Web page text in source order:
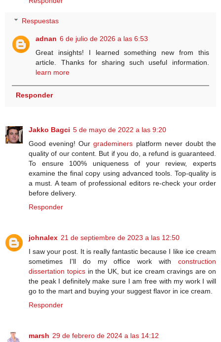
Respuestas
adnan 6 de julio de 2026 a las 6:53
Great insights! I learned something new from this
article. Thanks for sharing such useful information.
learn more
Responder
Jakko Bagci 5 de mayo de 2022 a las 9:20
Good evening! Ourgrademiners platform never doubt the
quality of our content. But if you do, a refund is guaranteed.
To ensure 100% uniqueness of your review, experts
examine the final copy using advanced tools. Top-quality is
a must. A team of professional editors re-check your order
before delivery.
Responder
johnalex 21 de septiembre de 2023 a las 12:50
I saw your post. It is really fantastic because I like ice cream
sometimes I'll do my office work with construction
dissertation topicsin the UK, but ice cream cravings are on
the peak I definitely make sure I am free with my work I will
go to the mart and buying your suggest flavor in ice cream.
Responder
marsh 29 de febrero de 2024 a las 14:12